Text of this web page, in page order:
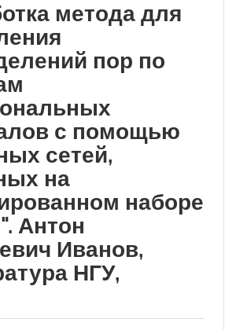
метода для
пор по
с помощью
сетей,
на
наборе
Антон
Иванов,
НГУ,